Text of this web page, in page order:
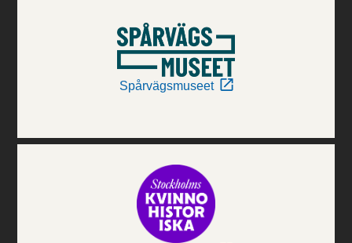
Spårvägsmuseet